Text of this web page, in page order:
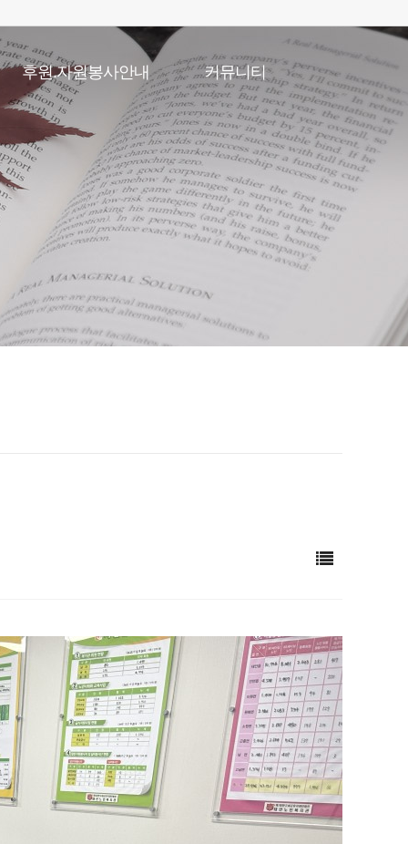
후원.자원봉사안내
후원안내
자원봉사안내
커뮤니티
공지사항
채용게시판
복지관일정
포토갤러리
온라인특별강좌
언론속복지관
소식지